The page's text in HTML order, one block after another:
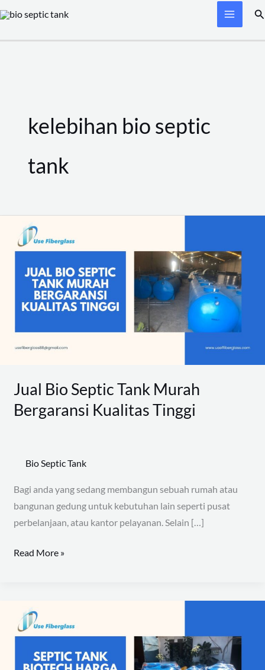
Skip
content
kelebihan bio septic
tank
Jual Bio Septic Tank Murah
Bergaransi Kualitas Tinggi
Bio Septic Tank
Bagi anda yang sedang membangun sebuah rumah atau
bangunan gedung untuk kebutuhan lain seperti pusat
perbelanjaan, atau kantor pelayanan. Selain […]
Jual
Bio
Tank
Murah
Bergaransi
Read More »
Kelebihan
Menggunakan